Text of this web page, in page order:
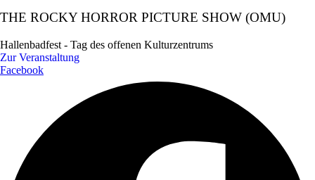
THE ROCKY HORROR PICTURE SHOW (OMU)
Hallenbadfest - Tag des offenen Kulturzentrums
Zur Veranstaltung
Facebook